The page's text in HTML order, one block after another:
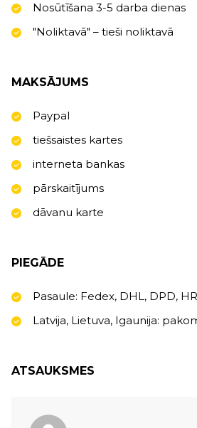
Nosūtīšana 3-5 darba dienas
"Noliktavā" – tieši noliktavā
MAKSĀJUMS
Paypal
tiešsaistes kartes
interneta bankas
pārskaitījums
dāvanu karte
PIEGĀDE
Pasaule: Fedex, DHL, DPD,
Latvija, Lietuva, Igaunija:
ATSAUKSMES